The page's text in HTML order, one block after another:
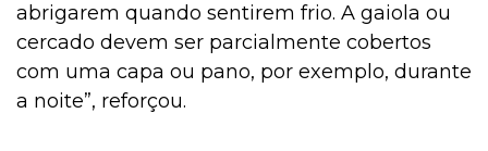
abrigarem quando sentirem frio. A gaiola ou
cercado devem ser parcialmente cobertos
com uma capa ou pano, por exemplo, durante
a noite”, reforçou.